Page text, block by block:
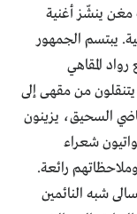
ينشّز أغنية
يبتسم الجمهور
المقاهي
من مقهى إلى
السحيق، يزينون
شعراء
رائعة.
شبه النائمين